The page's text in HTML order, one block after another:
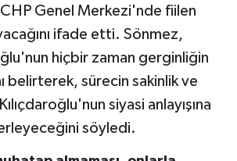
CHP Genel Merkezi'nde fiilen
ifade etti. Sönmez,
hiçbir zaman gerginliğin
belirterek, sürecin sakinlik ve
siyasi anlayışına
söyledi.